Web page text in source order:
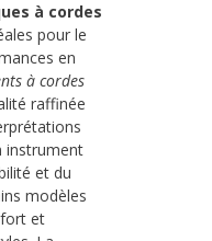
à cordes
pour le
en
à cordes
raffinée
instrument
et du
modèles
et